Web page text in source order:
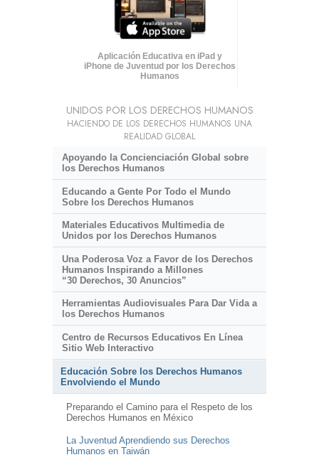
Aplicación Educativa en iPad y
iPhone de Juventud por los Derechos
Humanos
UNIDOS POR LOS DERECHOS HUMANOS
HACIENDO DE LOS DERECHOS HUMANOS UNA
REALIDAD GLOBAL
Apoyando la Concienciación Global sobre
los Derechos Humanos
Educando a Gente Por Todo el Mundo
Sobre los Derechos Humanos
Materiales Educativos Multimedia de
Unidos por los Derechos Humanos
Una Poderosa Voz a Favor de los Derechos
Humanos Inspirando a Millones
“30 Derechos, 30 Anuncios”
Herramientas Audiovisuales Para Dar Vida a
los Derechos Humanos
Centro de Recursos Educativos En Línea
Sitio Web Interactivo
Educación Sobre los Derechos Humanos
Envolviendo el Mundo
Preparando el Camino para el Respeto de los
Derechos Humanos en México
La Juventud Aprendiendo sus Derechos
Humanos en Taiwán